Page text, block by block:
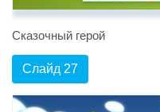
Сказочный герой
Слайд 27